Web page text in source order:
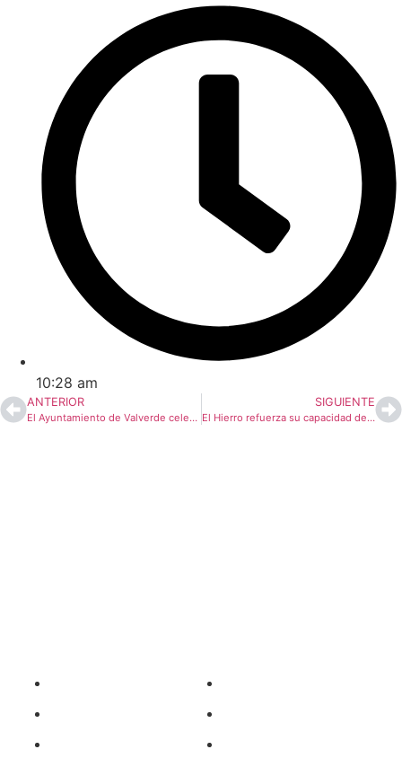
10:28 am
ANTERIOR
El Ayuntamiento de Valverde celebró el Pleno Ordinario del mes de febrero
SIGUIENTE
El Hierro refuerza su capacidad de respuesta ante emergencias con las III Jornadas Técnicas de Protección Civil